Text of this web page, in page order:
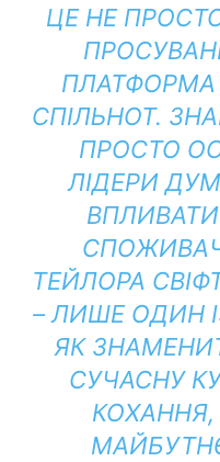
ЦЕ НЕ
СПІЛЬНОТ.
ПРОСТО
ЛІДЕРИ
ТЕЙЛОРА
– ЛИШЕ ОДИН
ЯК
СУЧАСНУ